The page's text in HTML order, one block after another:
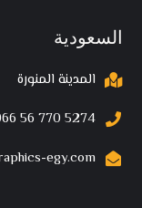
السعودية
المدينة المنورة
56 770 5274‬
egy.com